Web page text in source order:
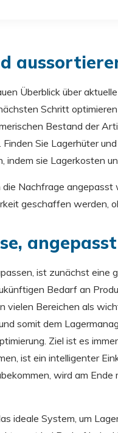
Überblick über
Schritt
Bestand der
Sie Lagerhüter
indem sie Lagerkosten
Nachfrage angepasst
geschaffen werden,
ist zunächst eine
Bedarf an
Bereichen als
somit dem
Ziel ist es
ist ein intelligenter
wird am
ideale System, um